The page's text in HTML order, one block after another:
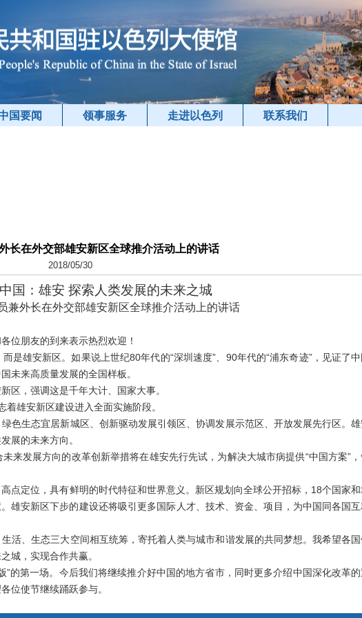
国要闻 领事服务 走进以色列 联系我们
长在外交部雄安新区全球推介活动上的讲话
2018/05/30
国：雄安 探索人类发展的未来之城
外长在外交部雄安新区全球推介活动上的讲话
朋友的到来表示热烈欢迎！
雄安新区。如果说上世纪80年代的“深圳速度”、90年代的“浦东奇迹”，见证了
未来高质量发展的全国样板。
，强调这是千年大计、国家大事。
雄安新区建设进入全面实施阶段。
生态宜居新城区、创新驱动发展引领区、协调发展示范区、开放发展先行区。
展的未来方向。
发展方向的改革创新举措将在雄安先行先试，为解决大城市病提供“中国方案”，
定位，具有鲜明的时代特征和世界意义。新区规划向全球公开招标，18个国家
雄安新区下步的建设还将吸引更多国际人才、技术、资金、项目，为中国同各国
、生态三大空间相互统筹，寄托着人类与城市和谐发展的共同梦想。我希望各
城，实现合作共赢。
第一场。今后我们将继续推介好中国的地方省市，同时更多介绍中国深化改革
位使节继续踊跃参与。